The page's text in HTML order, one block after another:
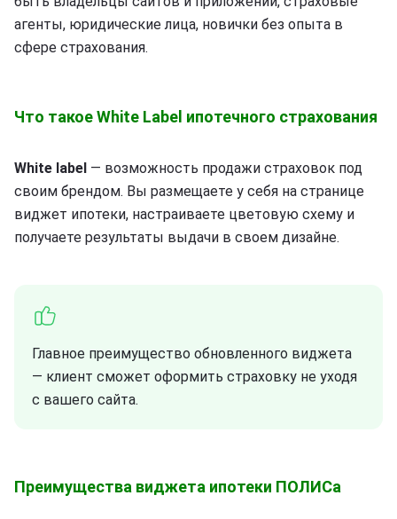
агенты, юридические лица, новички без опыта в
сфере страхования.
Что такое White Label ипотечного страхования
White label — возможность продажи страховок под
своим брендом. Вы размещаете у себя на странице
виджет ипотеки, настраиваете цветовую схему и
получаете результаты выдачи в своем дизайне.
Главное преимущество обновленного виджета
— клиент сможет оформить страховку не уходя
с вашего сайта.
Преимущества виджета ипотеки ПОЛИСа